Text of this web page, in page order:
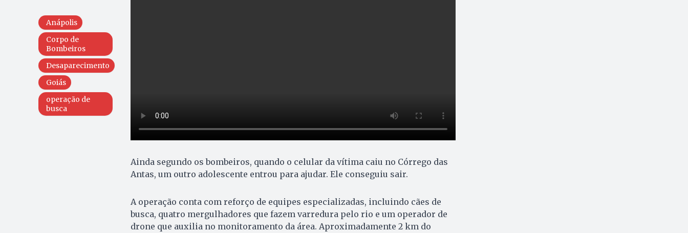
Anápolis
Corpo de
Bombeiros
Desaparecimento
Goiás
operação de
busca
Ainda segundo os bombeiros, quando o celular da vítima caiu no Córrego das
Antas, um outro adolescente entrou para ajudar. Ele conseguiu sair.
A operação conta com reforço de equipes especializadas, incluindo cães de
busca, quatro mergulhadores que fazem varredura pelo rio e um operador de
drone que auxilia no monitoramento da área. Aproximadamente 2 km do